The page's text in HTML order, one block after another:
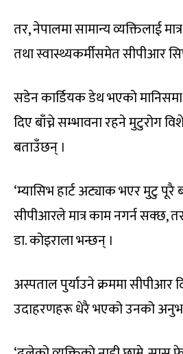
तर, नेपालमा सामान्य व्यक्तिलाई
तथा स्वास्थ्यकर्मीसमेत सीपीआर
सडेन कार्डियक डेथ भएको
दिए बाँच्ने सम्भावना रहने मुटुरोग
बताउँछन् ।
‘म्यासिभ हार्ट अट्याक भएर मुटु
सीपीआरले मात्र काम नगर्न सक्छ,
डा. कोइराला भन्छन् ।
अस्पताल पुर्याउने क्रममा सीपीआर
उदाहरणहरू धेरै भएको उनको